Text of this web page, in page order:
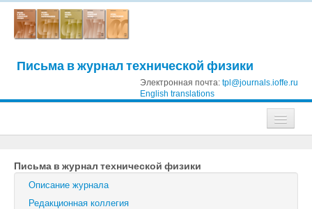
Письма в журнал технической физики
Электронная почта: tpl@journals.ioffe.ru
English translations
Журнал технической физики
Письма в Журнал технической физики
Письма в журнал технической физики
Описание журнала
Редакционная коллегия